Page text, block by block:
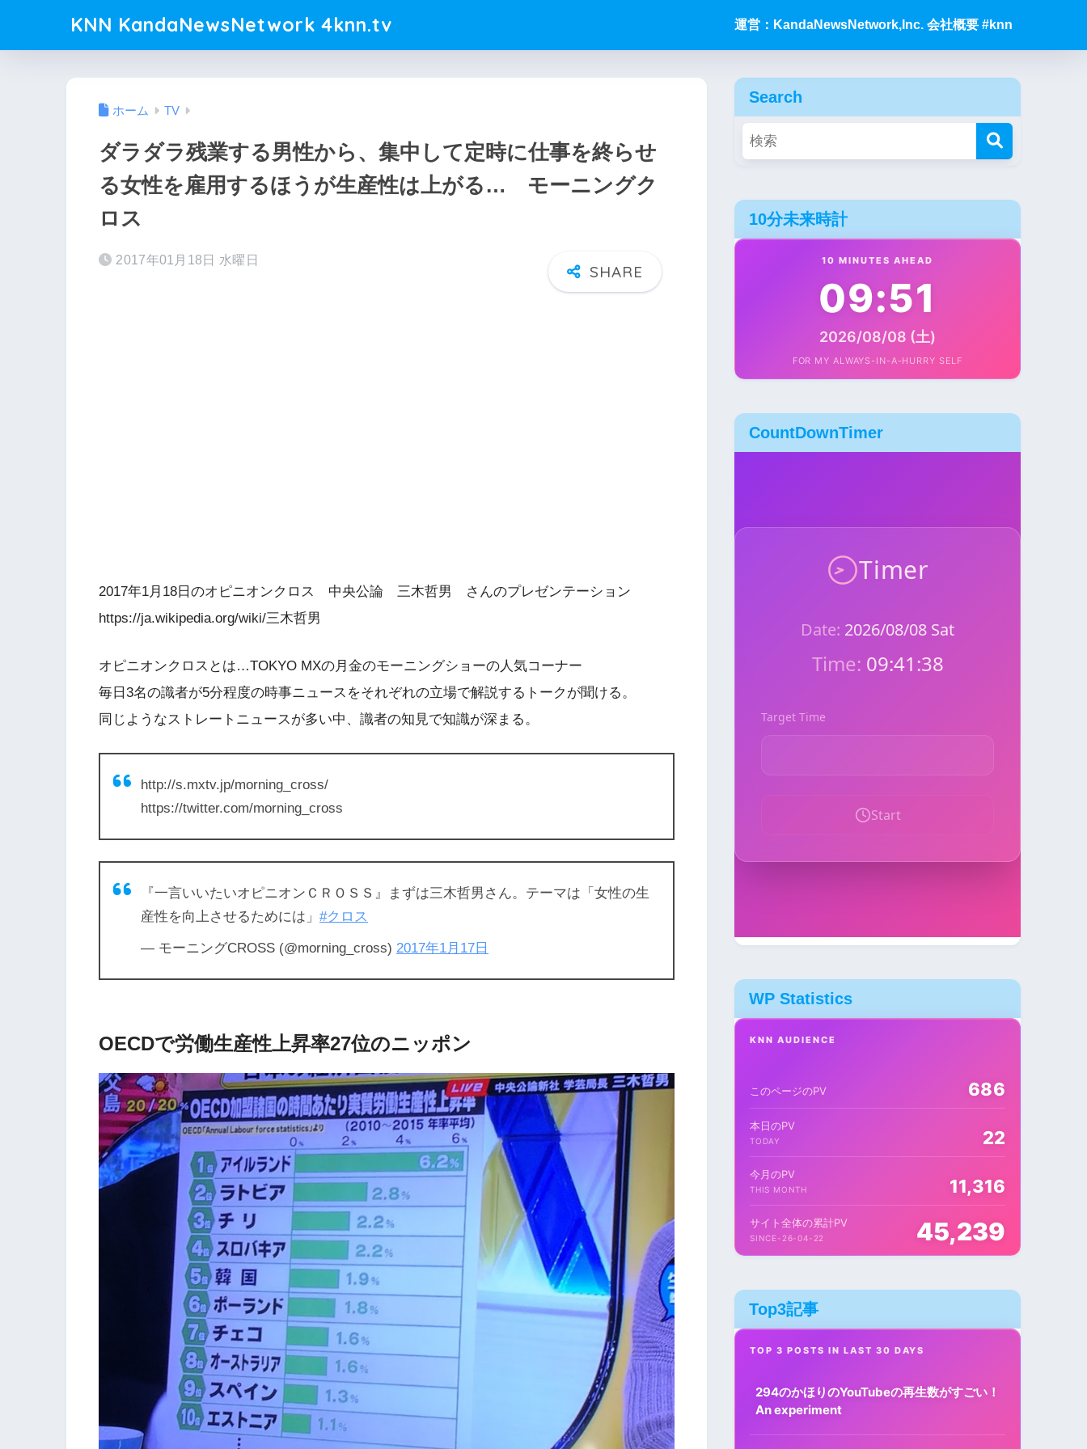
KNN KandaNewsNetwork 4knn.tv 運営：KandaNewsNetwork,Inc. 会社概要 #knn
ホーム TV
ダラダラ残業する男性から、集中して定時に仕事を終らせ
る女性を雇用するほうが生産性は上がる… モーニングク
ロス
2017年01月18日 水曜日
2017年1月18日のオピニオンクロス 中央公論 三木哲男 さんのプレゼンテーション
https://ja.wikipedia.org/wiki/三木哲男
オピニオンクロスとは…TOKYO MXの月金のモーニングショーの人気コーナー
毎日3名の識者が5分程度の時事ニュースをそれぞれの立場で解説するトークが聞ける。
同じようなストレートニュースが多い中、識者の知見で知識が深まる。
http://s.mxtv.jp/morning_cross/
https://twitter.com/morning_cross
『一言いいたいオピニオンＣＲＯＳＳ』まずは三木哲男さん。テーマは「女性の生
産性を向上させるためには」 #クロス
— モーニングCROSS (@morning_cross) 2017年1月17日
OECDで労働生産性上昇率27位のニッポン
Search
10分未来時計
10 MINUTES AHEAD
09:51
2026/08/08 (土)
FOR MY ALWAYS-IN-A-HURRY SELF
CountDownTimer
WP Statistics
KNN AUDIENCE
このページのPV 686
本日のPV
TODAY 22
今月のPV
THIS MONTH 11,316
サイト全体の累計PV
SINCE-26-04-22 45,239
Top3記事
TOP 3 POSTS IN LAST 30 DAYS
294のかほりのYouTubeの再生数がすごい！
An experiment